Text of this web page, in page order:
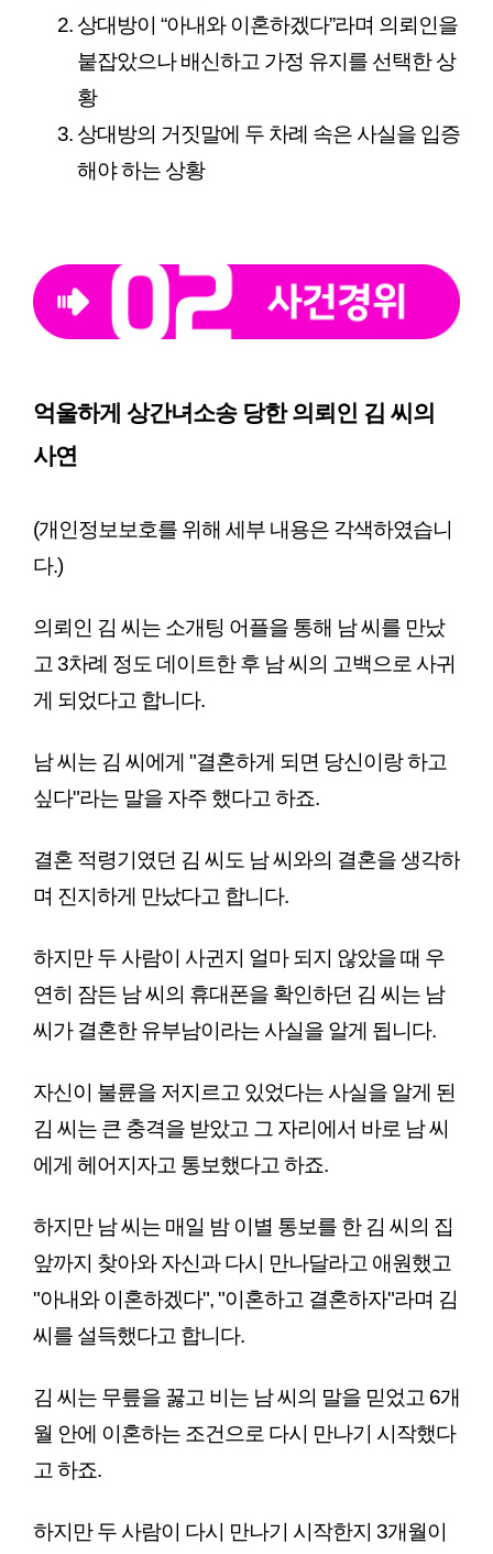
상대방이 “아내와 이혼하겠다”라며 의뢰인을
붙잡았으나 배신하고 가정 유지를 선택한 상
황
상대방의 거짓말에 두 차례 속은 사실을 입증
해야 하는 상황
억울하게 상간녀소송 당한 의뢰인 김 씨의
사연
(개인정보보호를 위해 세부 내용은 각색하였습니
다.)
의뢰인 김 씨는 소개팅 어플을 통해 남 씨를 만났
고 3차례 정도 데이트한 후 남 씨의 고백으로 사귀
게 되었다고 합니다.
남 씨는 김 씨에게 "결혼하게 되면 당신이랑 하고
싶다"라는 말을 자주 했다고 하죠.
결혼 적령기였던 김 씨도 남 씨와의 결혼을 생각하
며 진지하게 만났다고 합니다.
하지만 두 사람이 사귄지 얼마 되지 않았을 때 우
연히 잠든 남 씨의 휴대폰을 확인하던 김 씨는 남
씨가 결혼한 유부남이라는 사실을 알게 됩니다.
자신이 불륜을 저지르고 있었다는 사실을 알게 된
김 씨는 큰 충격을 받았고 그 자리에서 바로 남 씨
에게 헤어지자고 통보했다고 하죠.
하지만 남 씨는 매일 밤 이별 통보를 한 김 씨의 집
앞까지 찾아와 자신과 다시 만나달라고 애원했고
"아내와 이혼하겠다", "이혼하고 결혼하자"라며 김
씨를 설득했다고 합니다.
김 씨는 무릎을 꿇고 비는 남 씨의 말을 믿었고 6개
월 안에 이혼하는 조건으로 다시 만나기 시작했다
고 하죠.
하지만 두 사람이 다시 만나기 시작한지 3개월이